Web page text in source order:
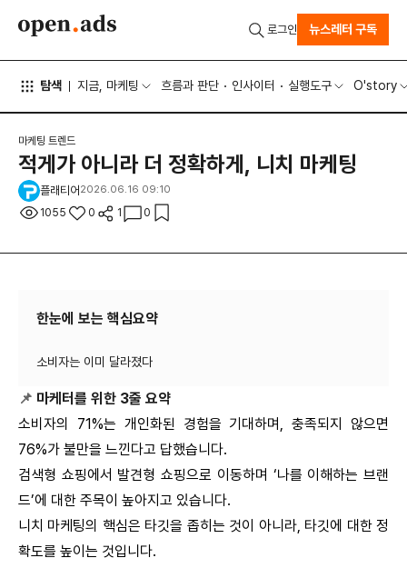
탐색 지금, 마케팅 흐름과 판단 인사이터 실행도구 O'story
로그인 뉴스레터 구독
마케팅 트렌드
적게가 아니라 더 정확하게, 니치 마케팅
플래티어 2026.06.16 09:10
1055 0 1 0
한눈에 보는 핵심요약
📌 마케터를 위한 3줄 요약
소비자의 71%는 개인화된 경험을 기대하며, 충족되지 않으면
76%가 불만을 느낀다고 답했습니다.
검색형 쇼핑에서 발견형 쇼핑으로 이동하며 ‘나를 이해하는 브랜
드’에 대한 주목이 높아지고 있습니다.
니치 마케팅의 핵심은 타깃을 좁히는 것이 아니라, 타깃에 대한 정
확도를 높이는 것입니다.